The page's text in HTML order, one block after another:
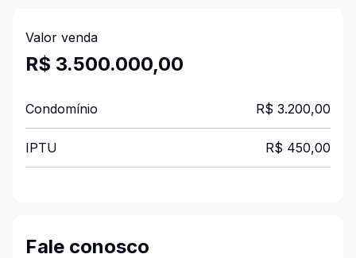
Valor venda
R$ 3.500.000,00
Condomínio R$ 3.200,00
IPTU R$ 450,00
Fale conosco